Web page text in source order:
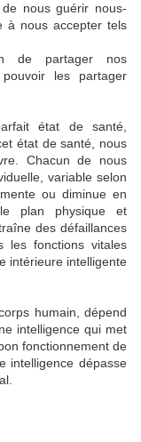
nous guérir nous-
à nous accepter tels
de partager nos
les partager
état de santé,
état de santé, nous
Chacun de nous
variable selon
ou diminue en
plan physique et
des défaillances
les fonctions vitales
intérieure intelligente
humain, dépend
intelligence qui met
fonctionnement de
intelligence dépasse